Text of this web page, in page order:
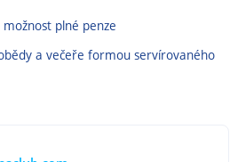
plné penze
a večeře formou servírovaného